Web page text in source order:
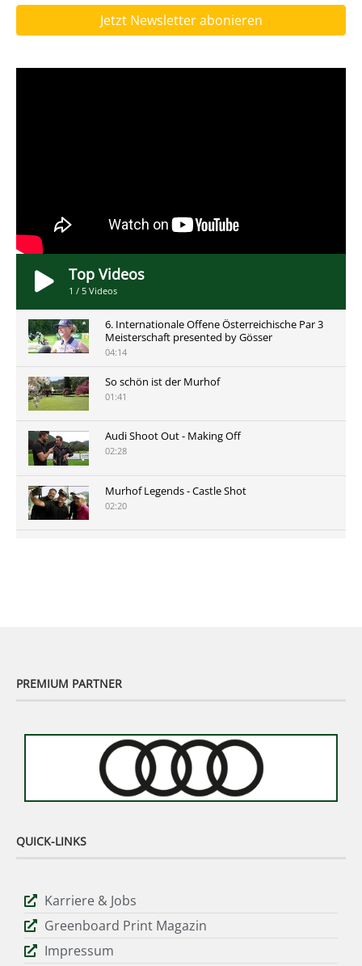
Jetzt Newsletter abonieren
Top Videos
1 / 5 Videos
6. Internationale Offene Österreichische Par 3
Meisterschaft presented by Gösser
04:14
So schön ist der Murhof
01:41
Audi Shoot Out - Making Off
02:28
Murhof Legends - Castle Shot
02:20
PREMIUM PARTNER
QUICK-LINKS
Karriere & Jobs
Greenboard Print Magazin
Impressum